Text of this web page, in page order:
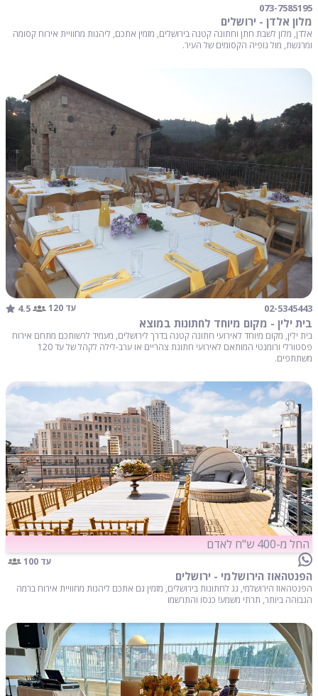
073-7585195
מלון אלדן - ירושלים
אלדן, מלון לשבת חתן וחתונה קטנה בירושלים, מזמין אתכם, ליהנות מחוויית אירוח קסומה
ומרגשת, מול נופיה הקסומים של העיר.
02-5345443 עד 120 4.5
בית ילין - מקום מיוחד לחתונות במוצא
בית ילין, מקום מיוחד לאירועי חתונה קטנה בדרך לירושלים, מעמיד לרשותכם מתחם אירוח
פסטורלי ורומנטי המותאם לאירועי חתונת צהריים או ערב-לילה לקהל של עד 120
משתתפים.
החל מ-400 ש"ח לאדם
עד 100
הפנטהאוז הירושלמי - ירושלים
הפנטהאוז הירושלמי, גג לחתונות בירושלים, מזמין גם אתכם ליהנות מחוויית אירוח ברמה
הגבוהה ביותר, תרתי משמע! כנסו והתרשמו